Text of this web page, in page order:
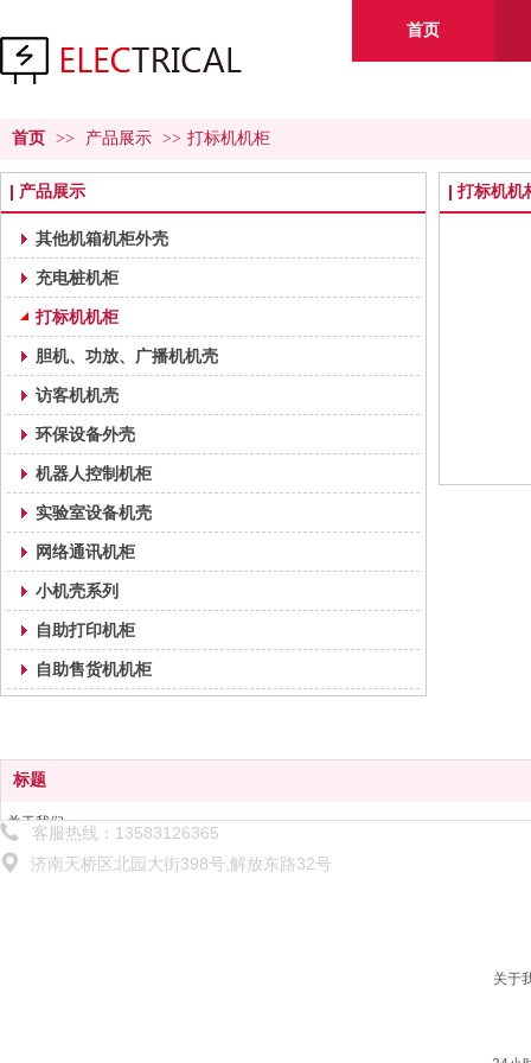
首页
首页 >> 产品展示 >> 打标机机柜
产品展示
其他机箱机柜外壳
充电桩机柜
打标机机柜
胆机、功放、广播机机壳
访客机机壳
环保设备外壳
机器人控制机柜
实验室设备机壳
网络通讯机柜
小机壳系列
自助打印机柜
自助售货机机柜
打标机机
标题
关于我们
解决方案
客服热线：13583126365
济南天桥区北园大街398号,解放东路32号
关于